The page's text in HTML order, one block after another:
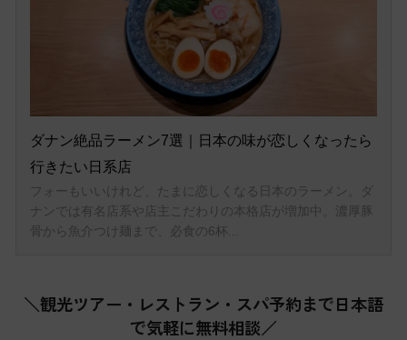
＼観光ツアー・レストラン・スパ予約まで日本語
で気軽に無料相談／